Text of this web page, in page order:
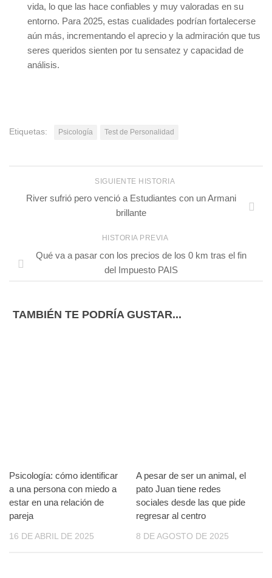
vida, lo que las hace confiables y muy valoradas en su
entorno. Para 2025, estas cualidades podrían fortalecerse
aún más, incrementando el aprecio y la admiración que tus
seres queridos sienten por tu sensatez y capacidad de
análisis.
Etiquetas: Psicología Test de Personalidad
SIGUIENTE HISTORIA
River sufrió pero venció a Estudiantes con un Armani
brillante
HISTORIA PREVIA
Qué va a pasar con los precios de los 0 km tras el fin
del Impuesto PAIS
TAMBIÉN TE PODRÍA GUSTAR...
Psicología: cómo identificar
a una persona con miedo a
estar en una relación de
pareja
16 DE ABRIL DE 2025
A pesar de ser un animal, el
pato Juan tiene redes
sociales desde las que pide
regresar al centro
8 DE AGOSTO DE 2025